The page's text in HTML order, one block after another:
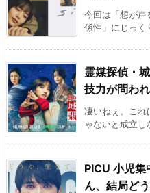
今回は「想が声
係性」にじっく
霊媒探偵・
技力が問わ
凄いねぇ。これ
ゃないと成立
PICU 小児集
ん、結局ど